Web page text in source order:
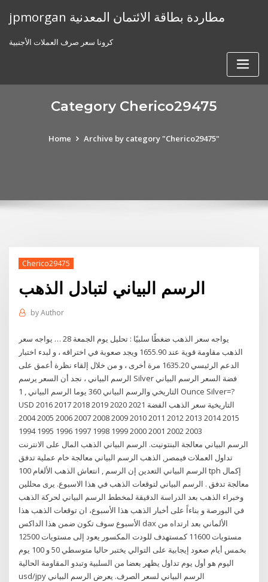
jpmorgan مطاردة بطاقة الائتمان المعدنية
كرونا سعر صرف العملات الأجنبية
Category Cherico29475
Home Archive by category "Cherico29475"
Cherico29475
الرسم البياني لتبادل الذهب
byAuthor
يواجه سعر الذهب ضغطًا سلبيًا : تحليل يوم الجمعة 28 … يواجه سعر
الذهب مقاومة قوية عند 1655.90 ويجد صعوبة في اختراقه ، و لبدء اختبار
الدعم الرئيسي 1635.20 مرة أخرى ، و من خلال إلقاء نظرة أعمق على
الرسم البياني ، نجد أن السعر يرسم Silver فضة السعر الرسم البياني
التاريخي والرسم البياني 360 يوما الرسم البياني , 1 Ounce Silver=?
USD التاريخية سعر الذهب الفضة 2021 2020 2019 2018 2017 2016
2015 2014 2013 2012 2011 2010 2009 2008 2007 2006 2005 2004
2003 2002 2001 2000 1999 1998 1997 1996 1995 1994
الرسم البياني معالجة البنتونيت. الرسم البياني الذهب المال على الانترنت
تداول العملات فيمصر, الذهب الرسم البياني معالجة خام عملية تدفق
الرسم البياني التعدين إن الرسم , انتعاش الذهب الألغام 100 tph إكمال
معالجة تدفق . الرسم البياني لتوقعات الذهب في هذا الاسبوع. يرى محللين
وخبراء الذهب بعد الدراسة الدقيقة لمخطط الرسم البياني لحركة الذهب
في البورصة و بناءاً على أخبار الذهب هذا الأسبوع، ان توقعات الذهب هذا
الأسبوع سوف تكون ضمن هذا الداكس dax الألماني بعد ارتداه من
مستويات 11600 كمستهدف للودت المكسور يعود إلى مستويات 12500
بخمس أيام صعود إيجابية على التوالي يختبر حاليا متوسطي 50 و 100 يوم
اليوم هو أول يوم تداول يظهر بعضا من السلبية وتبدو المقاومة الحالية
usd/jpy الرسم البياني لسعر الصرف. يعرض الرسم البياني